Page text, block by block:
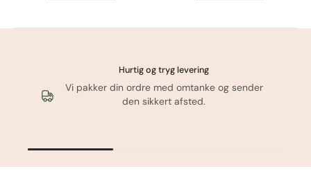
Hurtig og tryg levering
Vi pakker din ordre med omtanke og sender
den sikkert afsted.